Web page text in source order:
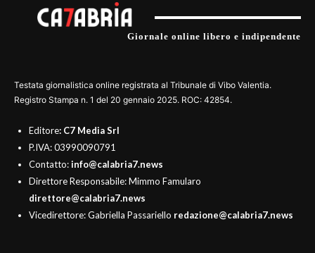
Giornale online libero e indipendente
Testata giornalistica online registrata al Tribunale di Vibo Valentia.
Registro Stampa n. 1 del 20 gennaio 2025. ROC: 42854.
Editore: C7 Media Srl
P.IVA: 03990090791
Contatto:info@calabria7.news
Direttore Responsabile: Mimmo Famularo
direttore@calabria7.news
Vicedirettore: Gabriella Passariello redazione@calabria7.news